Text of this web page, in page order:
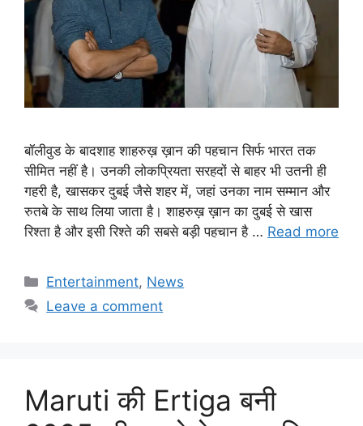
बॉलीवुड के बादशाह शाहरुख़ ख़ान की पहचान सिर्फ भारत तक
सीमित नहीं है। उनकी लोकप्रियता सरहदों से बाहर भी उतनी ही
गहरी है, खासकर दुबई जैसे शहर में, जहां उनका नाम सम्मान और
रुतबे के साथ लिया जाता है। शाहरुख़ ख़ान का दुबई से खास
रिश्ता है और इसी रिश्ते की सबसे बड़ी पहचान है … Read more
Categories
Entertainment, News
Leave a comment
Maruti की Ertiga बनी